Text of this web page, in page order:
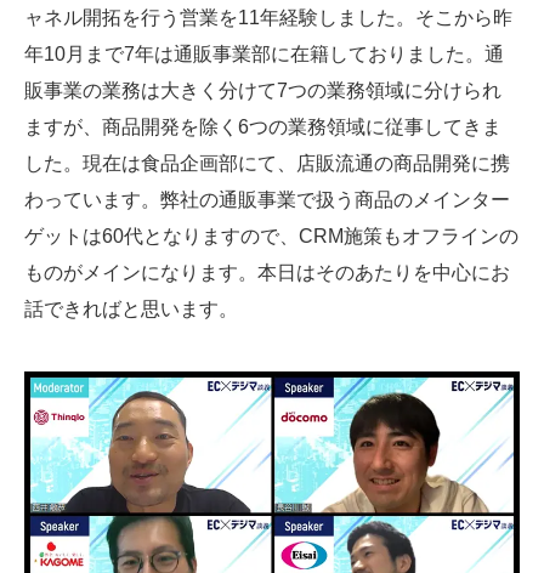
ャネル開拓を行う営業を11年経験しました。そこから昨
年10月まで7年は通販事業部に在籍しておりました。通
販事業の業務は大きく分けて7つの業務領域に分けられ
ますが、商品開発を除く6つの業務領域に従事してきま
した。現在は食品企画部にて、店販流通の商品開発に携
わっています。弊社の通販事業で扱う商品のメインター
ゲットは60代となりますので、CRM施策もオフラインの
ものがメインになります。本日はそのあたりを中心にお
話できればと思います。